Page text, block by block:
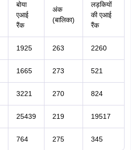
बोया
एआई
रैंक
अंक
(बालिका)
लड़कियों
की एआई
रैंक
1925 263 2260
1665 273 521
3221 270 824
25439 219 19517
764 275 345